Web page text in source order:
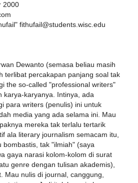
2000
fithufail@students.wisc.edu
Dewanto (semasa beliau masih
terlibat percakapan panjang soal tak
the so-called "professional writers"
karya-karyanya. Intinya, ada
para writers (penulis) ini untuk
media yang ada selama ini. Mau
mereka tak terlalu tertarik
ala literary journalism semacam itu,
bombastis, tak "ilmiah" (saya
gaya narasi kolom-kolom di surat
genre dengan tulisan akademis),
Mau nulis di journal, canggung,